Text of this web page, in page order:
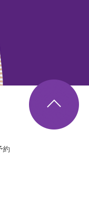
▲
ウス来場ご予約
約